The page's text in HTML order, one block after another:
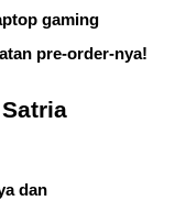
gaming
pre-order-nya!
dan